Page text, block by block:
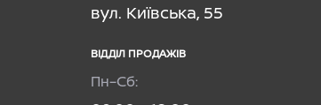
вул. Київська, 55
ВІДДІЛ ПРОДАЖІВ
Пн–Сб: